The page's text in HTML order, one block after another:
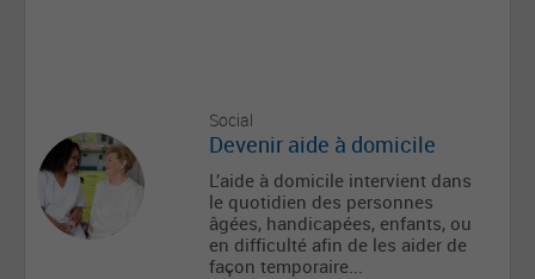
Social
Devenir aide à domicile
L’aide à domicile intervient dans
le quotidien des personnes
âgées, handicapées, enfants, ou
en difficulté afin de les aider de
façon temporaire...